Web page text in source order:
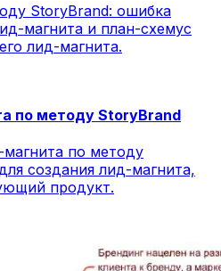
StoryBrand: ошибка
магнита и план-схемус
лид-магнита.
по методу StoryBrand
по методу
создания лид-магнита,
продукт.